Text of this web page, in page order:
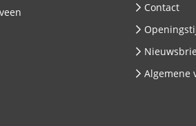
Contact
Algemene